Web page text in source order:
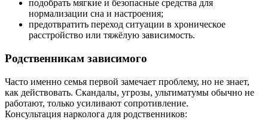
подобрать мягкие и безопасные средства для
нормализации сна и настроения;
предотвратить переход ситуации в хроническое
расстройство или тяжёлую зависимость.
Родственникам зависимого
Часто именно семья первой замечает проблему, но не знает,
как действовать. Скандалы, угрозы, ультиматумы обычно не
работают, только усиливают сопротивление.
Консультация нарколога для родственников: